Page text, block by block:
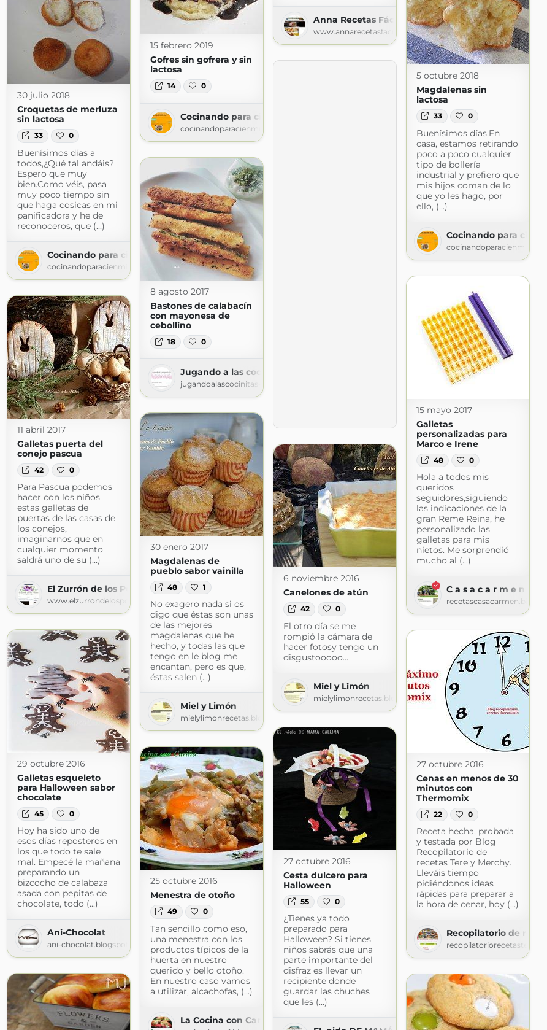
Anna Recetas Fáciles
www.annarecetasfaciles.com
15 febrero 2019
Gofres sin gofrera y sin
lactosa
14 0
Cocinando para cien mil vikingos, ¿Qué hago de comer hoy?
cocinandoparacienmilvikingos.blogspot.com
5 octubre 2018
Magdalenas sin
lactosa
33 0
Buenísimos días,En
casa, estamos retirando
poco a poco cualquier
tipo de bollería
industrial y prefiero que
mis hijos coman de lo
que yo les hago, por
ello, (...)
Cocinando para cien
30 julio 2018
Croquetas de merluza
sin lactosa
33 0
Buenísimos días a
todos,¿Qué tal andáis?
Espero que muy
bien.Como véis, pasa
muy poco tiempo sin
que haga cosicas en mi
panificadora y he de
reconoceros, que (...)
Cocinando para cien mil vikingos, ¿Qué hago de comer hoy?
cocinandoparacienmilvikingos.blogspot.com
hoy?
mil vikingos, ¿Qué hago de comer hoy?
8 agosto 2017
Bastones de calabacín
con mayonesa de
cebollino
18 0
Jugando a las cocinitas
jugandoalascocinitas-silvia.blogspot.com
15 mayo 2017
Galletas
personalizadas para
Marco e Irene
48 0
Hola a todos mis
queridos
seguidores,siguiendo
las indicaciones de la
gran Reme Reina, he
personalizado las
galletas para mis
nietos. Me sorprendió
mucho al (...)
C a s a c a r m e n
11 abril 2017
Galletas puerta del
conejo pascua
42 0
Para Pascua podemos
hacer con los niños
estas galletas de
puertas de las casas de
los conejos,
imaginarnos que en
cualquier momento
saldrá uno de su (...)
El Zurrón de los Postres
www.elzurrondelospostres.com
30 enero 2017
Magdalenas de
pueblo sabor vainilla
48 1
No exagero nada si os
digo que éstas son unas
de las mejores
magdalenas que he
hecho, y todas las que
tengo en le blog me
encantan, pero es que,
éstas salen (...)
Miel y Limón
mielylimonrecetas.blogspot.com
6 noviembre 2016
Canelones de atún
42 0
El otro día se me
rompió la cámara de
hacer fotosy tengo un
disgustooooo...
Miel y Limón
mielylimonrecetas.blogspot.com
29 octubre 2016
Galletas esqueleto
para Halloween sabor
chocolate
45 0
Hoy ha sido uno de
esos días reposteros en
los que todo te sale
mal. Empecé la mañana
preparando un
bizcocho de calabaza
asada con pepitas de
chocolate, todo (...)
Ani-Chocolat
ani-chocolat.blogspot.com
27 octubre 2016
Cenas en menos de 30
minutos con
Thermomix
22 0
Receta hecha, probada
y testada por Blog
Recopilatorio de
recetas Tere y Merchy.
Lleváis tiempo
pidiéndonos ideas
rápidas para preparar a
la hora de cenar, hoy (...)
Recopilatorio de
27 octubre 2016
Cesta dulcero para
Halloween
55 0
¿Tienes ya todo
preparado para
Halloween? Si tienes
niños sabrás que una
parte importante del
disfraz es llevar un
recipiente donde
guardar las chuches
que les (...)
25 octubre 2016
Menestra de otoño
49 0
Tan sencillo como eso,
una menestra con los
productos típicos de la
huerta en nuestro
querido y bello otoño.
En nuestro caso vamos
a utilizar, alcachofas, (...)
La Cocina con Cariño